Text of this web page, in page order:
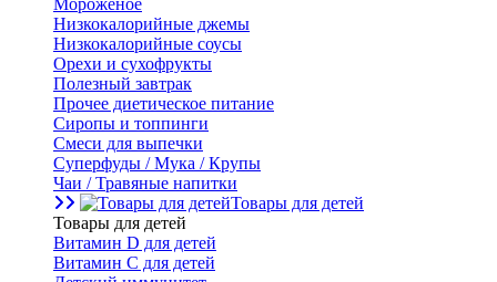
Мороженое
Низкокалорийные джемы
Низкокалорийные соусы
Орехи и сухофрукты
Полезный завтрак
Прочее диетическое питание
Сиропы и топпинги
Смеси для выпечки
Суперфуды / Мука / Крупы
Чаи / Травяные напитки
Товары для детей
Товары для детей
Витамин D для детей
Витамин С для детей